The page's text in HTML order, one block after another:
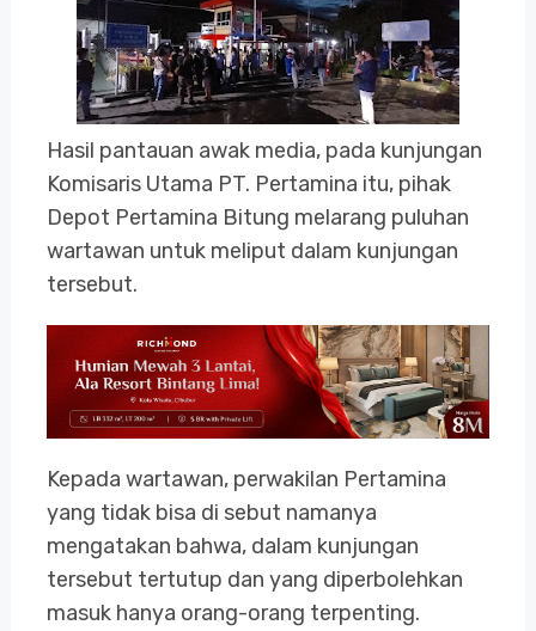
Hasil pantauan awak media, pada kunjungan
Komisaris Utama PT. Pertamina itu, pihak
Depot Pertamina Bitung melarang puluhan
wartawan untuk meliput dalam kunjungan
tersebut.
Kepada wartawan, perwakilan Pertamina
yang tidak bisa di sebut namanya
mengatakan bahwa, dalam kunjungan
tersebut tertutup dan yang diperbolehkan
masuk hanya orang-orang terpenting.